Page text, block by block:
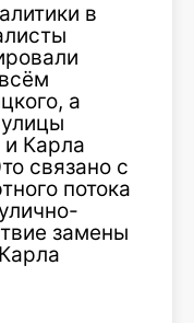
в
а
Карла
связано с
потока
замены